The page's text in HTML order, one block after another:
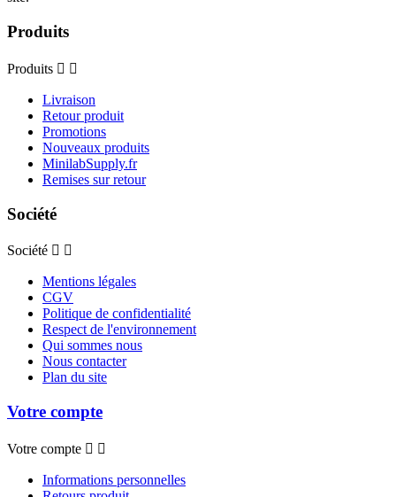
Produits
Produits  
Livraison
Retour produit
Promotions
Nouveaux produits
MinilabSupply.fr
Remises sur retour
Société
Société  
Mentions légales
CGV
Politique de confidentialité
Respect de l'environnement
Qui sommes nous
Nous contacter
Plan du site
Votre compte
Votre compte  
Informations personnelles